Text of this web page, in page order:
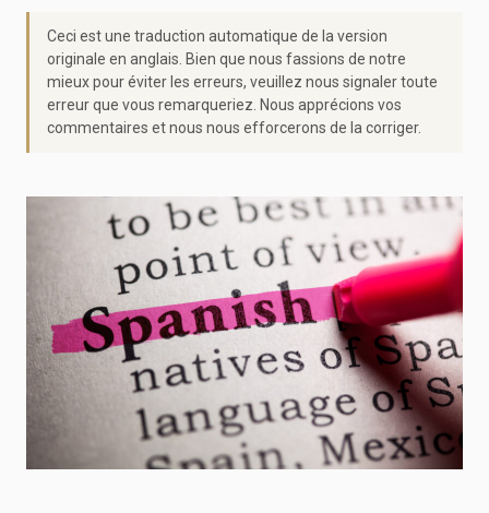
Ceci est une traduction automatique de la version
originale en anglais. Bien que nous fassions de notre
mieux pour éviter les erreurs, veuillez nous signaler toute
erreur que vous remarqueriez. Nous apprécions vos
commentaires et nous nous efforcerons de la corriger.